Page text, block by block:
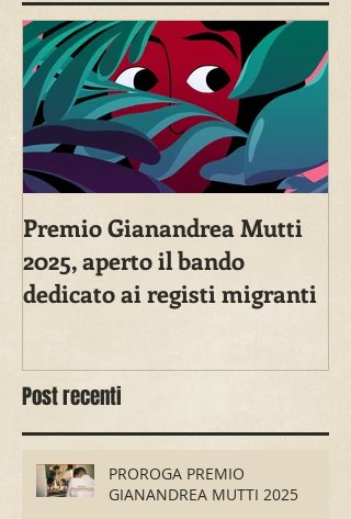
Post in evidenza
Premio Gianandrea Mutti
2025, aperto il bando
Post recenti